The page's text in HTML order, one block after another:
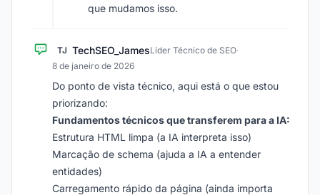
que mudamos isso.
TJ TechSEO_JamesLíder Técnico de SEO·
8 de janeiro de 2026
Do ponto de vista técnico, aqui está o que estou
priorizando:
Fundamentos técnicos que transferem para a IA:
Estrutura HTML limpa (a IA interpreta isso)
Marcação de schema (ajuda a IA a entender
entidades)
Carregamento rápido da página (ainda importa